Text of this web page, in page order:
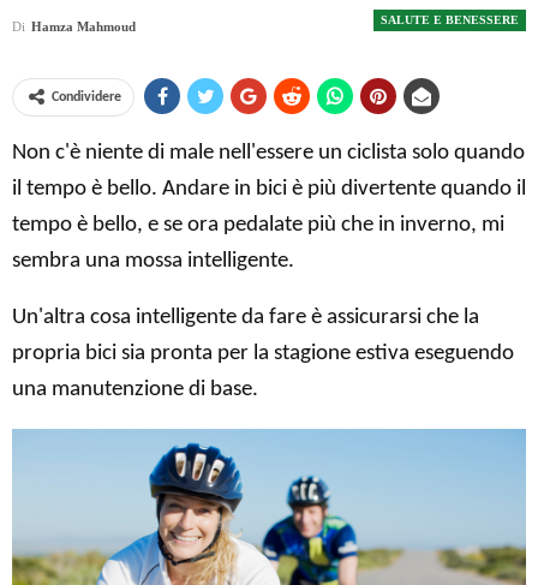
SALUTE E BENESSERE
Di Hamza Mahmoud
Condividere
Non c'è niente di male nell'essere un ciclista solo quando
il tempo è bello. Andare in bici è più divertente quando il
tempo è bello, e se ora pedalate più che in inverno, mi
sembra una mossa intelligente.
Un'altra cosa intelligente da fare è assicurarsi che la
propria bici sia pronta per la stagione estiva eseguendo
una manutenzione di base.